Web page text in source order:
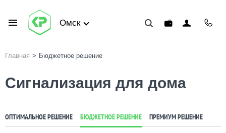
Омск
Главная > Бюджетное решение
Сигнализация для дома
ОПТИМАЛЬНОЕ РЕШЕНИЕ БЮДЖЕТНОЕ РЕШЕНИЕ ПРЕМИУМ РЕШЕНИЕ